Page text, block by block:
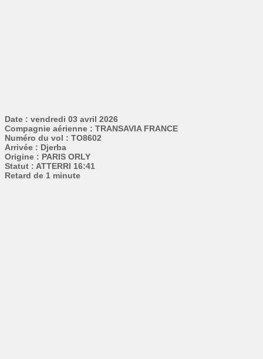
Date : vendredi 03 avril 2026
Compagnie aérienne : TRANSAVIA FRANCE
Numéro du vol : TO8602
Arrivée : Djerba
Origine : PARIS ORLY
Statut : ATTERRI 16:41
Retard de 1 minute